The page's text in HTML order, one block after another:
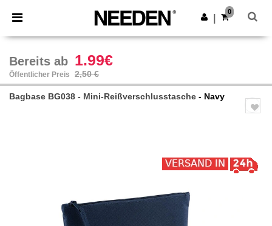
× Needen App
Bessere Preise in der App!
App holen
0
Bereits ab 1.99€
Öffentlicher Preis 2,50 €
Bagbase BG038 - Mini-Reißverschlusstasche - Navy